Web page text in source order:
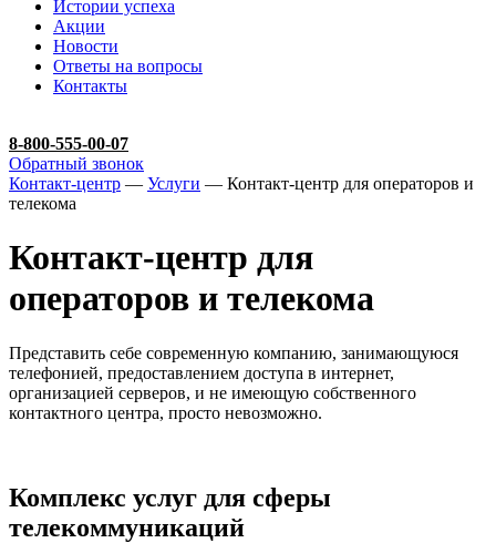
Истории успеха
Акции
Новости
Ответы на вопросы
Контакты
8-800-555-00-07
Обратный звонок
Контакт-центр — Услуги — Контакт-центр для операторов и
телекома
Контакт-центр для
операторов и телекома
Представить себе современную компанию, занимающуюся
телефонией, предоставлением доступа в интернет,
организацией серверов, и не имеющую собственного
контактного центра, просто невозможно.
Комплекс услуг для сферы
телекоммуникаций